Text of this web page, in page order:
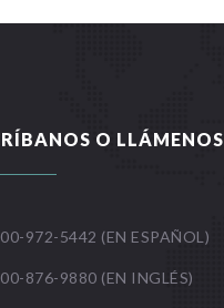
O LLÁMENOS
972-5442 (EN ESPAÑOL)
876-9880 (EN INGLÉS)